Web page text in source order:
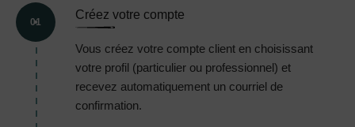
01
Créez votre compte
Vous créez votre compte client en choisissant
votre profil (particulier ou professionnel) et
recevez automatiquement un courriel de
confirmation.